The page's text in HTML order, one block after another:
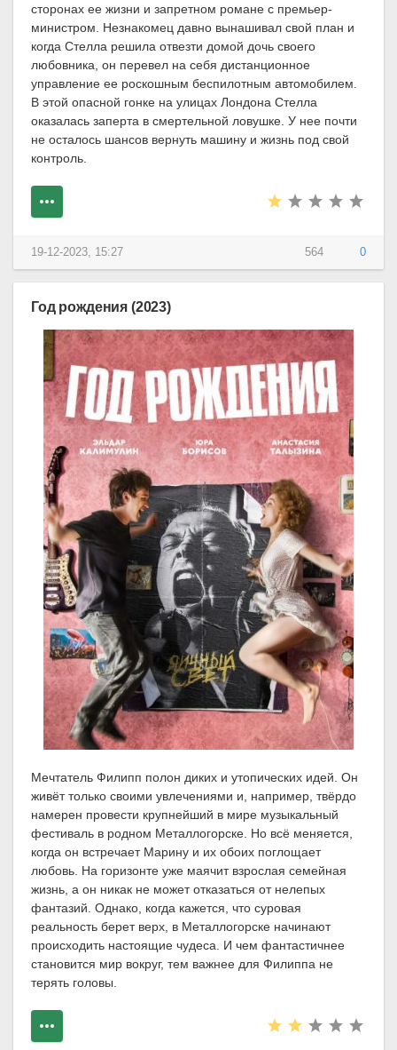
сторонах ее жизни и запретном романе с премьер-
министром.​ Незнакомец давно вынашивал свой план и
когда Стелла решила отвезти домой дочь своего
любовника, он перевел на себя дистанционное
управление ее роскошным беспилотным автомобилем.
В этой опасной гонке на улицах Лондона Стелла
оказалась заперта в смертельной ловушке. У нее почти
не осталось шансов вернуть машину и жизнь под свой
контроль.
564 0
19-12-2023, 15:27
Год рождения (2023)
Мечтатель Филипп полон диких и утопических идей. Он
живёт только своими увлечениями и, например, твёрдо
намерен провести крупнейший в мире музыкальный
фестиваль в родном Металлогорске. Но всё меняется,
когда он встречает Марину и их обоих поглощает
любовь. На горизонте уже маячит взрослая семейная
жизнь, а он никак не может отказаться от нелепых
фантазий. Однако, когда кажется, что суровая
реальность берет верх, в Металлогорске начинают
происходить настоящие чудеса. И чем фантастичнее
становится мир вокруг, тем важнее для Филиппа не
терять головы.